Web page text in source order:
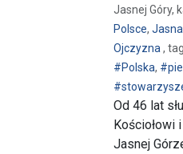
Jasnej Góry,
Polsce,
Ojczyzna ,
#Polska,
Od 46 lat
Kościołowi
Jasnej